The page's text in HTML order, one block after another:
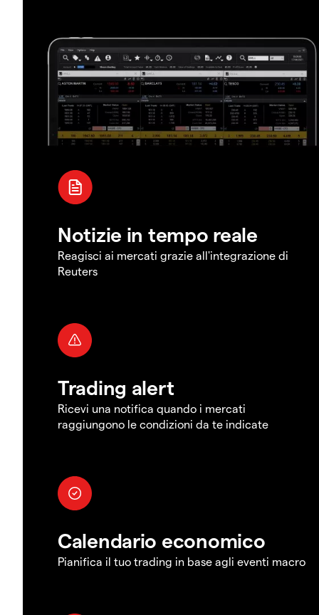
Notizie in tempo reale
Reagisci ai mercati grazie all'integrazione di
Reuters
Trading alert
Ricevi una notifica quando i mercati
raggiungono le condizioni da te indicate
Calendario economico
Pianifica il tuo trading in base agli eventi macro